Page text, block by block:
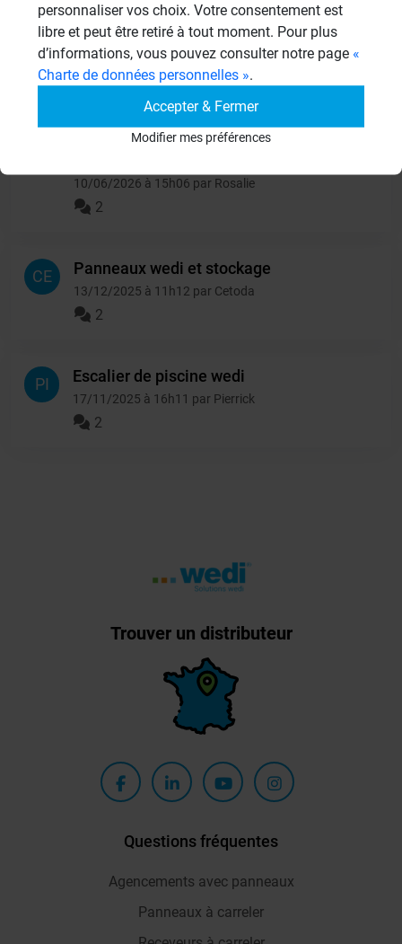
CL
panneaux sous receveur de
douche
13/06/2026 à 15h06 par clbouch
2
isolation d'un garde-
10/06/2026 à 15h06 par Rosalie
2
CE Panneaux wedi et stockage
13/12/2025 à 11h12 par Cetoda
2
PI Escalier de piscine wedi
17/11/2025 à 16h11 par Pierrick
2
Trouver un distributeur
Questions fréquentes
Agencements avec panneaux
Panneaux à carreler
personnaliser vos choix. Votre consentement est
libre et peut être retiré à tout moment. Pour plus
d’informations, vous pouvez consulter notre page «
Charte de données personnelles ».
Accepter & Fermer
Modifier mes préférences